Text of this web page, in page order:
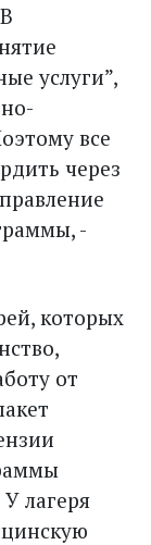
услуги”,
все
через
-
которых
от
лагеря